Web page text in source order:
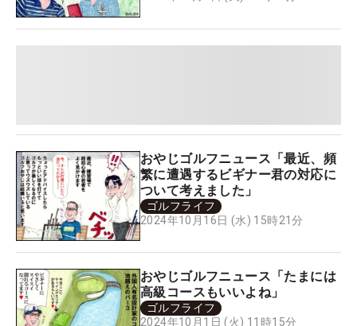
おやじゴルフニュース「最近、頻
繁に遭遇するビギナー君の対応に
ついて考えました」
ゴルフライフ
2024年10月16日 (水) 15時21分
おやじゴルフニュース「たまには
高級コースもいいよね」
ゴルフライフ
2024年10月1日 (火) 11時15分